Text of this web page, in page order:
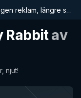
längre spellistor, komplett historik och tidig tillgång till nya funktioner
Rabbitav
njut!